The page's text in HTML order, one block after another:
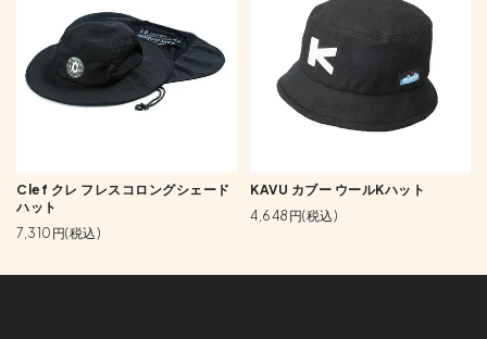
Clef クレ フレスコロングシェード
ハット
7,310円(税込)
KAVU カブー ウールKハット
4,648円(税込)